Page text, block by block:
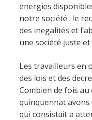
energies
notre société : le
des inegalités et
une société juste
Les travailleurs en
des lois et des
Combien de fois
quinquennat
qui consistait a